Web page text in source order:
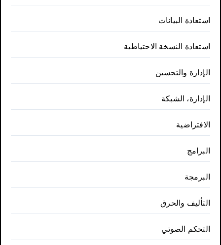
استعادة البيانات
استعادة النسخة الاحتياطية
الإدارة والتحسين
الإدارة، الشبكة
الافتراضية
البرامج
البرمجة
التأليف والحرق
التحكم الصوتي